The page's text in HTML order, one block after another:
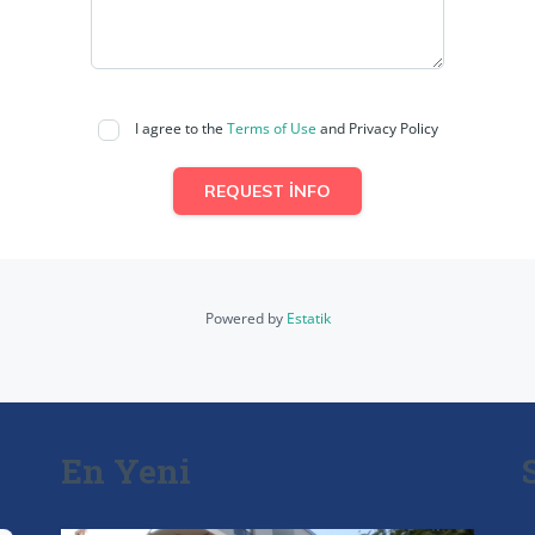
I agree to the Terms of Use and Privacy Policy
REQUEST INFO
Powered by Estatik
En Yeni